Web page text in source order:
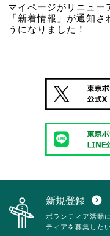
マイページがリニュー
「新着情報」が通知さ
うになりました！
新規登録 expand_circle_down
ボランティア活動
ティアを募集した